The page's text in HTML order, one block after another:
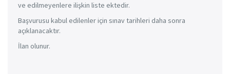
ve edilmeyenlere ilişkin liste ektedir.
Başvurusu kabul edilenler için sınav tarihleri daha sonra
açıklanacaktır.
İlan olunur.